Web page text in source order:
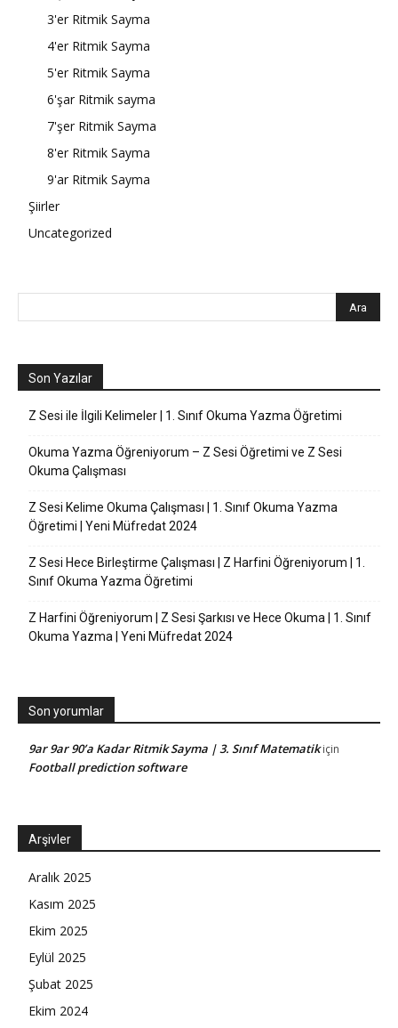
3'er Ritmik Sayma
4'er Ritmik Sayma
5'er Ritmik Sayma
6'şar Ritmik sayma
7'şer Ritmik Sayma
8'er Ritmik Sayma
9'ar Ritmik Sayma
Şiirler
Uncategorized
Son Yazılar
Z Sesi ile İlgili Kelimeler | 1. Sınıf Okuma Yazma Öğretimi
Okuma Yazma Öğreniyorum – Z Sesi Öğretimi ve Z Sesi
Okuma Çalışması
Z Sesi Kelime Okuma Çalışması | 1. Sınıf Okuma Yazma
Öğretimi | Yeni Müfredat 2024
Z Sesi Hece Birleştirme Çalışması | Z Harfini Öğreniyorum | 1.
Sınıf Okuma Yazma Öğretimi
Z Harfini Öğreniyorum | Z Sesi Şarkısı ve Hece Okuma | 1. Sınıf
Okuma Yazma | Yeni Müfredat 2024
Son yorumlar
9ar 9ar 90’a Kadar Ritmik Sayma | 3. Sınıf Matematikiçin
Football prediction software
Arşivler
Aralık 2025
Kasım 2025
Ekim 2025
Eylül 2025
Şubat 2025
Ekim 2024